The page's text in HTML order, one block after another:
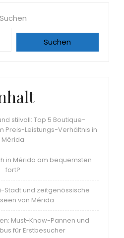
Suchen
Suchen
stilvoll: Top 5 Boutique-
Preis-Leistungs-Verhältnis in
Mérida
in Mérida am bequemsten
fort?
Stadt und zeitgenössische
von Mérida
Must-Know-Pannen und
für Erstbesucher